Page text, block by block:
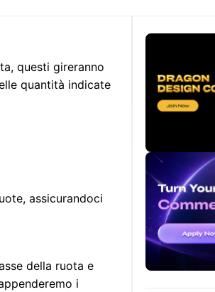
questi gireranno
quantità indicate
assicurandoci
della ruota e
i